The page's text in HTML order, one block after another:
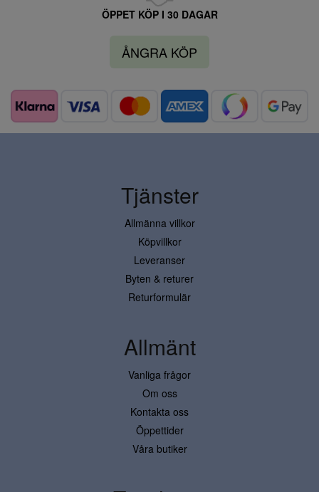
ÖPPET KÖP I 30 DAGAR
ÅNGRA KÖP
Tjänster
Allmänna villkor
Köpvillkor
Leveranser
Byten & returer
Returformulär
Allmänt
Vanliga frågor
Om oss
Kontakta oss
Öppettider
Våra butiker